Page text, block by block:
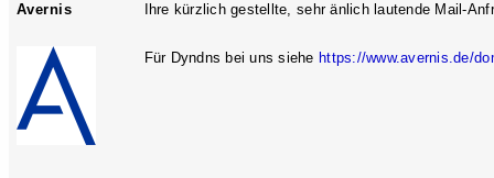
Avernis
Ihre kürzlich gestellte, sehr änlich lautende Mail-
Für Dyndns bei uns siehe https://www.avernis.de/